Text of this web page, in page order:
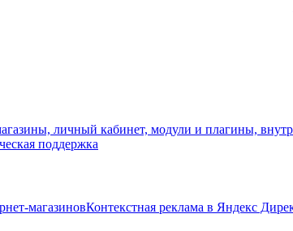
личный кабинет, модули и плагины,
поддержка
магазиновКонтекстная реклама в Яндекс